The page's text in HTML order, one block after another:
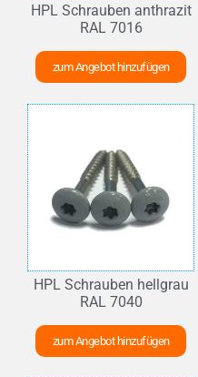
HPL Schrauben anthrazit
RAL 7016
zum Angebot hinzufügen
HPL Schrauben hellgrau
RAL 7040
zum Angebot hinzufügen